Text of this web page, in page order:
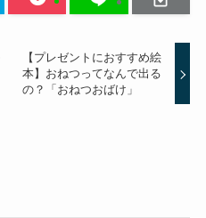
【プレゼントにおすすめ絵
本】おねつってなんで出る
の？「おねつおばけ」